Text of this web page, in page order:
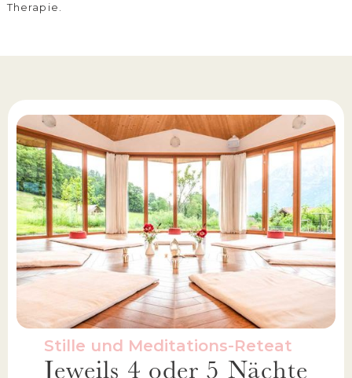
Therapie.
Stille und Meditations-Reteat
Jeweils 4 oder 5 Nächte